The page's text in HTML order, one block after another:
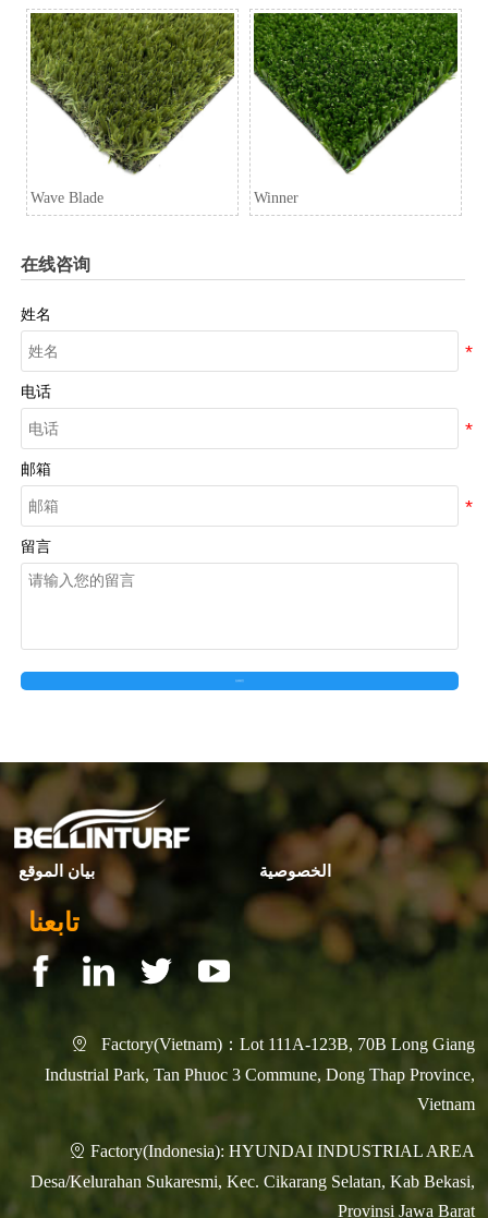
Wave Blade Winner
在线咨询
姓名
电话
邮箱
留言
بيان الموقع الخصوصية
تابعنا

Factory(Vietnam)：Lot 111A-123B, 70B Long Giang
Industrial Park, Tan Phuoc 3 Commune, Dong Thap Province,
Vietnam
 Factory(Indonesia): HYUNDAI INDUSTRIAL AREA
Desa/Kelurahan Sukaresmi, Kec. Cikarang Selatan, Kab Bekasi,
Provinsi Jawa Barat